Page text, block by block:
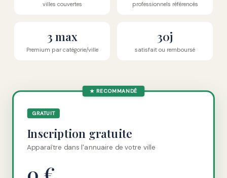
villes couvertes professionnels référencés
3 max
Premium par catégorie/ville
30j
satisfait ou remboursé
★ RECOMMANDÉ
GRATUIT
Inscription gratuite
Apparaître dans l'annuaire de votre ville